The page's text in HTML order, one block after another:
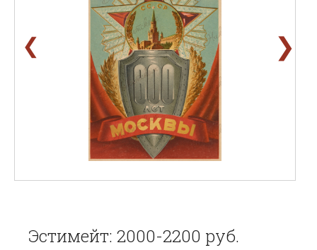
❮ ❯
Эстимейт: 2000-2200 руб.